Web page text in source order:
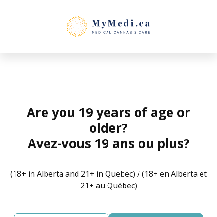
Are you 19 years of age or
older?
Avez-vous 19 ans ou plus?
(18+ in Alberta and 21+ in Quebec) / (18+ en Alberta et
21+ au Québec)